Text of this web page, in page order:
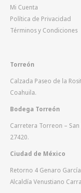
Mi Cuenta
Política de Privacidad
Términos y Condiciones
Torreón
Calzada Paseo de la
Coahuila.
Bodega Torreón
Carretera Torreon – San
27420.
Ciudad de México
Retorno 4 Genaro
Alcaldía Venustiano